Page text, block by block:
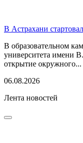
В Астрахани
В образовательном
университета имени
открытие окружного...
06.08.2026
Лента новостей